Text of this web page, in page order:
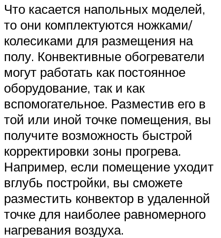
Что касается напольных моделей,
то они комплектуются ножками/
колесиками для размещения на
полу. Конвективные обогреватели
могут работать как постоянное
оборудование, так и как
вспомогательное. Разместив его в
той или иной точке помещения, вы
получите возможность быстрой
корректировки зоны прогрева.
Например, если помещение уходит
вглубь постройки, вы сможете
разместить конвектор в удаленной
точке для наиболее равномерного
нагревания воздуха.